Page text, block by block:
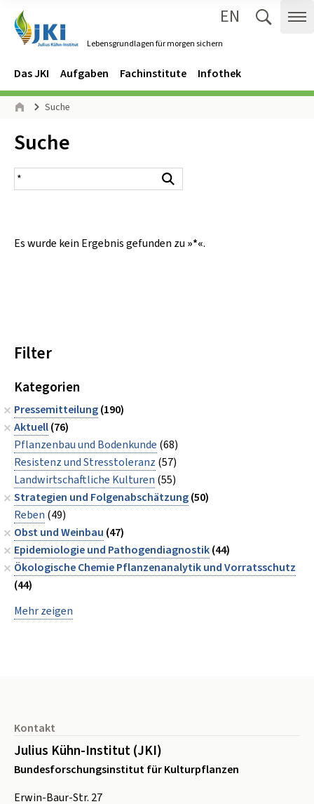
Lebensgrundlagen für morgen sichern
EN
Navigation
Hauptmenü
Das JKI Aufgaben Fachinstitute Infothek
Seitenpfad
Suche
Inhalt:
Suche
Suchergebnis
Es wurde kein Ergebnis gefunden zu »*«.
Filter
Kategorien
Pressemitteilung(190)
Aktuell(76)
Pflanzenbau und Bodenkunde (68)
Resistenz und Stresstoleranz (57)
Landwirtschaftliche Kulturen (55)
Strategien und Folgenabschätzung(50)
Reben (49)
Obst und Weinbau (47)
Epidemiologie und Pathogendiagnostik(44)
Ökologische Chemie Pflanzenanalytik und Vorratsschutz
(44)
Mehr zeigen
Kontakt
Julius Kühn-Institut (JKI)
Bundesforschungsinstitut für Kulturpflanzen
Erwin-Baur-Str. 27